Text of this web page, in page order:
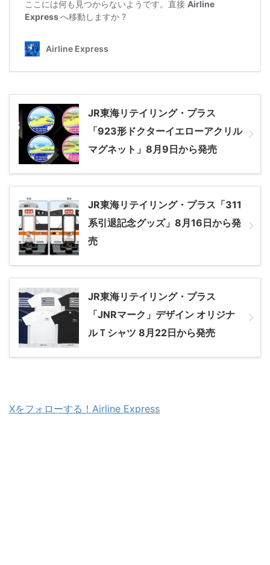
JR東海リテイリング・プラス
「923形ドクターイエローアクリル
マグネット」8月9日から発売
JR東海リテイリング・プラス「311
系引退記念グッズ」8月16日から発
売
JR東海リテイリング・プラス
「JNRマーク」デザイン オリジナ
ルＴシャツ 8月22日から発売
Xをフォローする！Airline Express